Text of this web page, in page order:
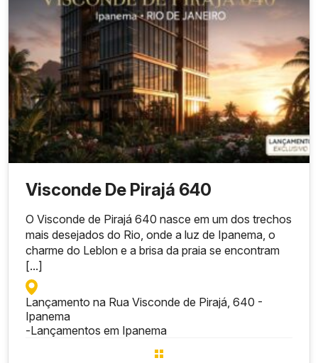
Visconde De Pirajá 640
O Visconde de Pirajá 640 nasce em um dos trechos
mais desejados do Rio, onde a luz de Ipanema, o
charme do Leblon e a brisa da praia se encontram
[...]
Lançamento na Rua Visconde de Pirajá, 640 -
Ipanema
-Lançamentos em Ipanema